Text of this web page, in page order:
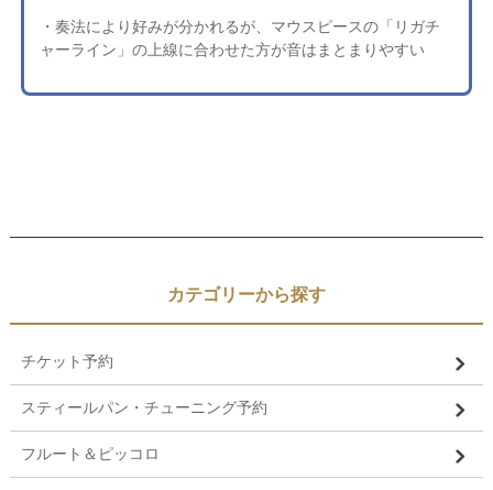
・奏法により好みが分かれるが、マウスピースの「リガチ
ャーライン」の上線に合わせた方が音はまとまりやすい
カテゴリーから探す
チケット予約
スティールパン・チューニング予約
フルート＆ピッコロ